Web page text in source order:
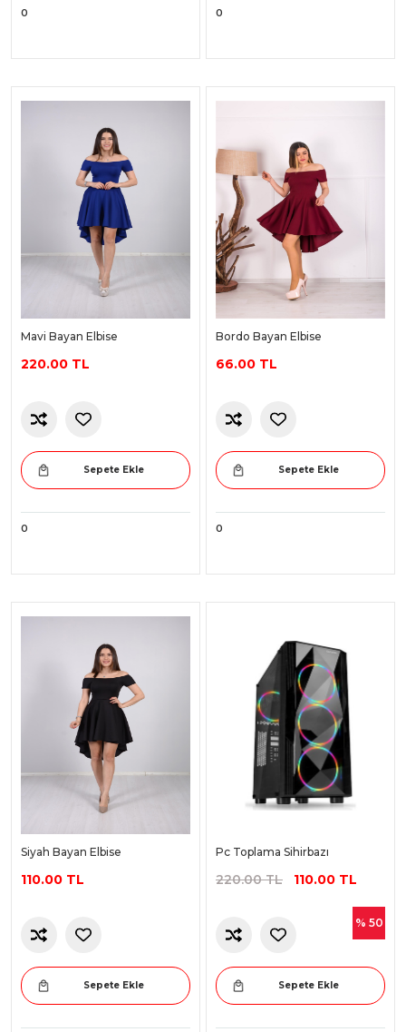
0 0
Mavi Bayan Elbise
220.00 TL
Sepete Ekle
0
Bordo Bayan Elbise
66.00 TL
Sepete Ekle
0
Siyah Bayan Elbise
110.00 TL
Sepete Ekle
Pc Toplama Sihirbazı
220.00 TL110.00 TL
% 50
Sepete Ekle